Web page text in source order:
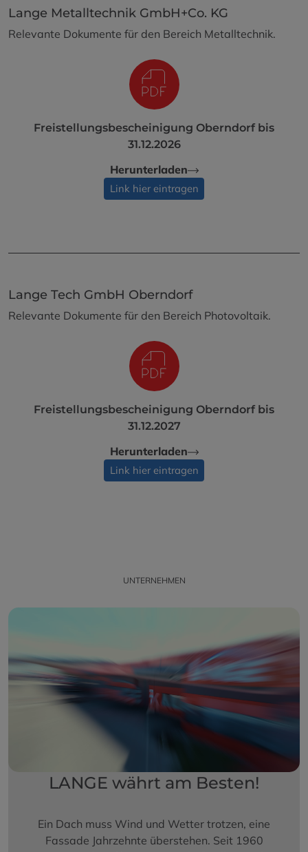
Lange Metalltechnik GmbH+Co. KG
Relevante Dokumente für den Bereich Metalltechnik.
Freistellungsbescheinigung Oberndorf bis
31.12.2026
Herunterladen
Link hier eintragen
Lange Tech GmbH Oberndorf
Relevante Dokumente für den Bereich Photovoltaik.
Freistellungsbescheinigung Oberndorf bis
31.12.2027
Herunterladen
Link hier eintragen
UNTERNEHMEN
LANGE währt am Besten!
Ein Dach muss Wind und Wetter trotzen, eine
Fassade Jahrzehnte überstehen. Seit 1960